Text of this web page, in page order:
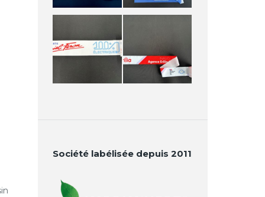
Société labélisée depuis 2011